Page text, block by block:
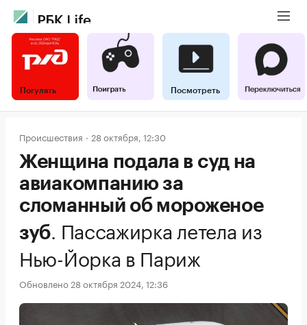
Погулять Посмотреть
Происшествия 28 октября, 12:30
Женщина подала в суд на
авиакомпанию за
сломанный об мороженое
зуб. Пассажирка летела из
Нью-Йорка в Париж
Обновлено 28 октября 2024, 12:36